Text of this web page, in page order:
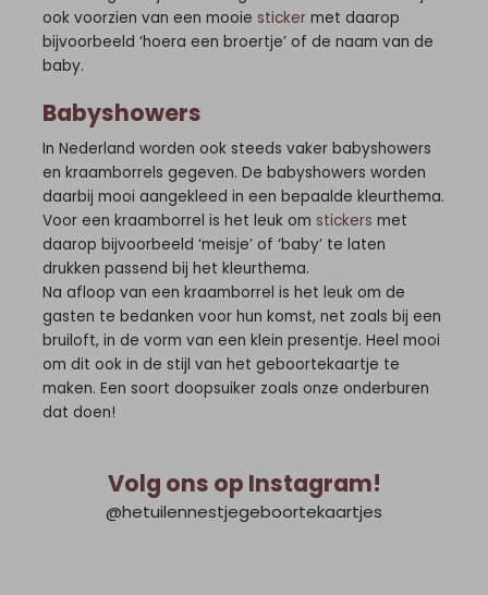
ook voorzien van een mooie sticker met daarop
bijvoorbeeld ‘hoera een broertje’ of de naam van de
baby.
Babyshowers
In Nederland worden ook steeds vaker babyshowers
en kraamborrels gegeven. De babyshowers worden
daarbij mooi aangekleed in een bepaalde kleurthema.
Voor een kraamborrel is het leuk om stickers met
daarop bijvoorbeeld ‘meisje’ of ‘baby’ te laten
drukken passend bij het kleurthema.
Na afloop van een kraamborrel is het leuk om de
gasten te bedanken voor hun komst, net zoals bij een
bruiloft, in de vorm van een klein presentje. Heel mooi
om dit ook in de stijl van het geboortekaartje te
maken. Een soort doopsuiker zoals onze onderburen
dat doen!
Volg ons op Instagram!
@hetuilennestjegeboortekaartjes